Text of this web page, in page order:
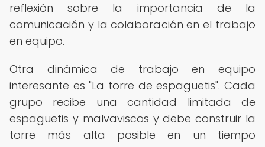
reflexión sobre la importancia de la
comunicación y la colaboración en el trabajo
en equipo.
Otra dinámica de trabajo en equipo
interesante es "La torre de espaguetis". Cada
grupo recibe una cantidad limitada de
espaguetis y malvaviscos y debe construir la
torre más alta posible en un tiempo